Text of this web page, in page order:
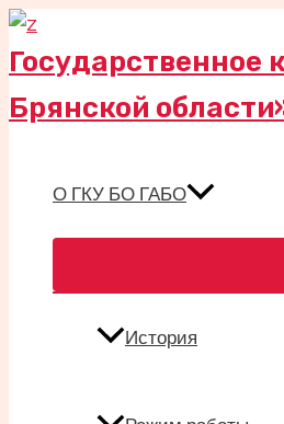
Перейти
кГосударственное
Брянской
О ГКУ БО ГАБО
История